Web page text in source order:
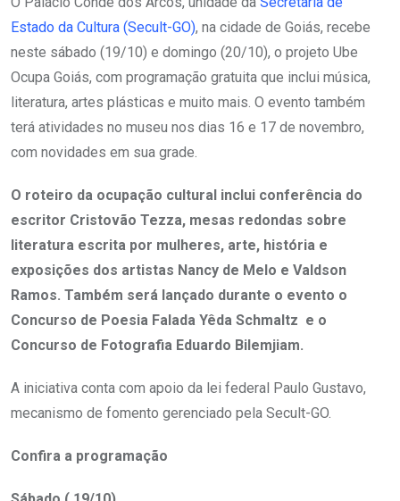
Estado da Cultura (Secult-GO), na cidade de Goiás, recebe
neste sábado (19/10) e domingo (20/10), o projeto Ube
Ocupa Goiás, com programação gratuita que inclui música,
literatura, artes plásticas e muito mais. O evento também
terá atividades no museu nos dias 16 e 17 de novembro,
com novidades em sua grade.
O roteiro da ocupação cultural inclui conferência do
escritor Cristovão Tezza, mesas redondas sobre
literatura escrita por mulheres, arte, história e
exposições dos artistas Nancy de Melo e Valdson
Ramos. Também será lançado durante o evento o
Concurso de Poesia Falada Yêda Schmaltz e o
Concurso de Fotografia Eduardo Bilemjiam.
A iniciativa conta com apoio da lei federal Paulo Gustavo,
mecanismo de fomento gerenciado pela Secult-GO.
Confira a programação